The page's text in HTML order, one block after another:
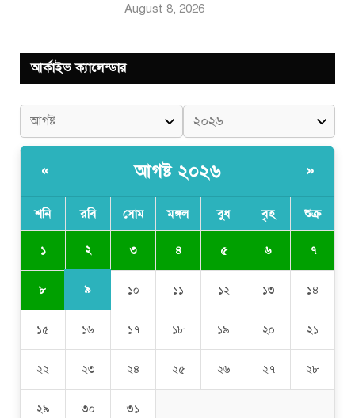
August 8, 2026
আর্কাইভ ক্যালেন্ডার
« আগষ্ট ২০২৬ »
শনি রবি সোম মঙ্গল বুধ বৃহ শুক্র
১ ২ ৩ ৪ ৫ ৬ ৭
৮ ৯ ১০ ১১ ১২ ১৩ ১৪
১৫ ১৬ ১৭ ১৮ ১৯ ২০ ২১
২২ ২৩ ২৪ ২৫ ২৬ ২৭ ২৮
২৯ ৩০ ৩১